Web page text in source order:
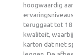
hoogwaardig
teruggaat tot
kwaliteit,
karton dat niet